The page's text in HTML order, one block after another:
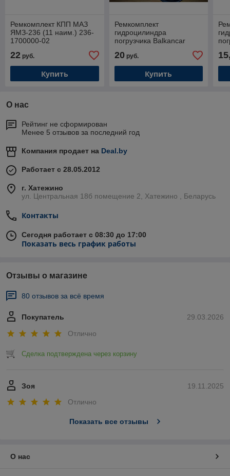
Ремкомплект КПП МАЗ
ЯМЗ-236 (11 наим.) 236-
1700000-02
22 руб.
Купить
Ремкомплект
гидроцилиндра
погрузчика Balkancar
20руб.
Купить
О нас
Рейтинг не сформирован
Менее 5 отзывов за последний год
Компания продает на Deal.by
Работает с 28.05.2012
г. Хатежино
ул. Центральная 18б помещение 2, Хатежино , Беларусь
Контакты
Сегодня работает с 08:30 до 17:00
Показать весь график работы
Отзывы о магазине
80 отзывов за всё время
29.03.2026
Покупатель
Отлично
Сделка подтверждена через корзину
19.11.2025
Зоя
Отлично
Показать все отзывы
О нас